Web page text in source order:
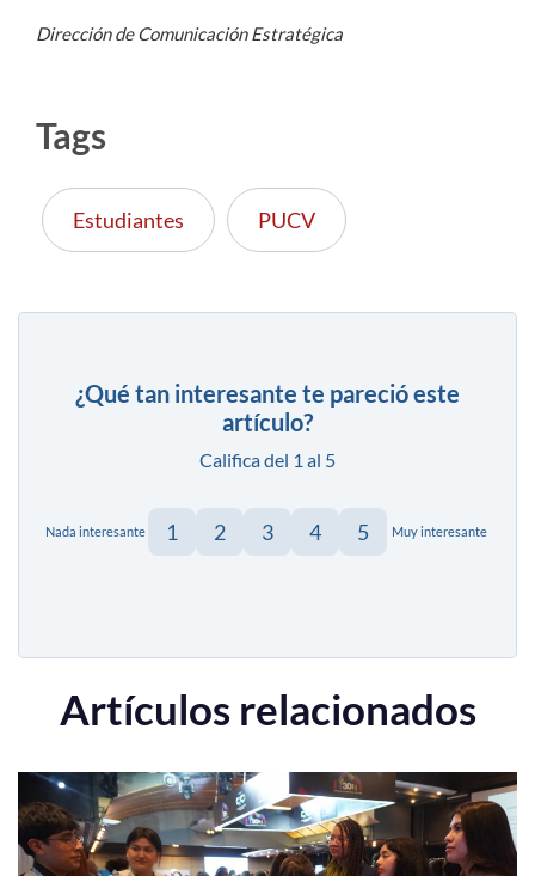
Dirección de Comunicación Estratégica
Tags
Estudiantes PUCV
¿Qué tan interesante te pareció este
artículo?
Califica del 1 al 5
Nada interesante 1 2 3 4 5 Muy interesante
Artículos relacionados